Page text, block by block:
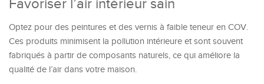
Favoriser l’air intérieur sain
Optez pour des peintures et des vernis à faible teneur en COV.
Ces produits minimisent la pollution intérieure et sont souvent
fabriqués à partir de composants naturels, ce qui améliore la
qualité de l’air dans votre maison.